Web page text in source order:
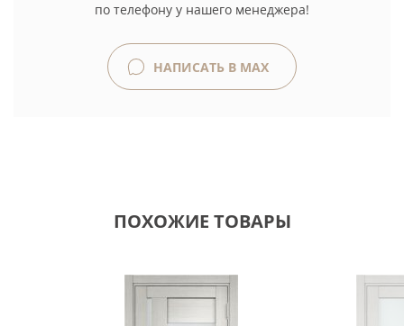
по телефону у нашего менеджера!
НАПИСАТЬ В MAX
ПОХОЖИЕ ТОВАРЫ